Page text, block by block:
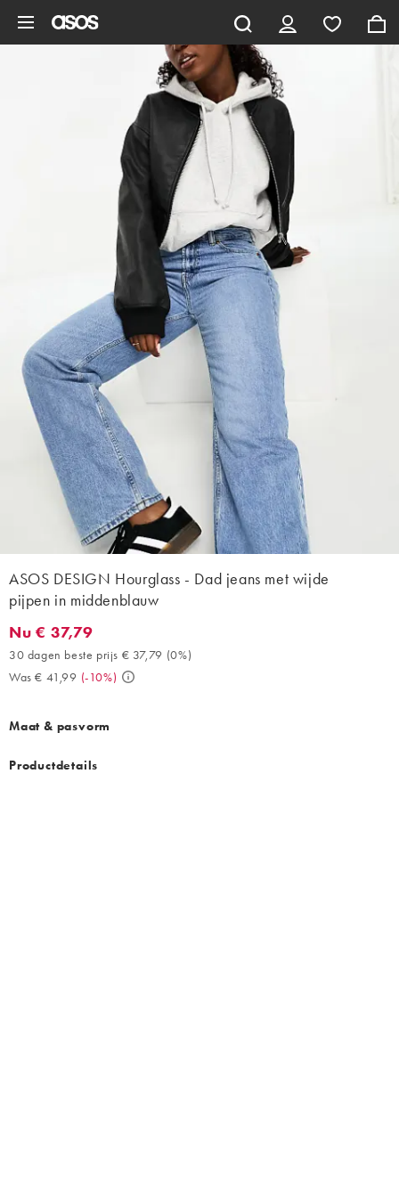
ASOS DESIGN Hourglass - Dad jeans met wijde
pijpen in middenblauw
Nu € 37,79. 30 dagen beste prijs € 37,79 (0%). Was € 41,99. (-
Nu € 37,79
30 dagen beste prijs € 37,79 (0%)
Was € 41,99 (-10%)
Maat & pasvorm
Productdetails